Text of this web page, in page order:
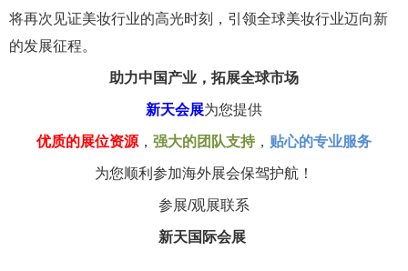
将再次见证美妆行业的高光时刻，引领全球美妆行业迈向新
的发展征程。
助力中国产业，拓展全球市场
新天会展为您提供
优质的展位资源 ， 强大的团队支持， 贴心的专业服务
为您顺利参加海外展会保驾护航！
参展/观展联系
新天国际会展